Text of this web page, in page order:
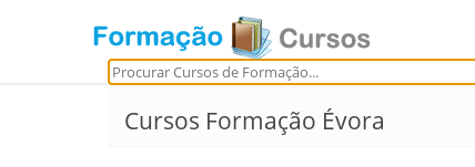
Cursos Formação Évora